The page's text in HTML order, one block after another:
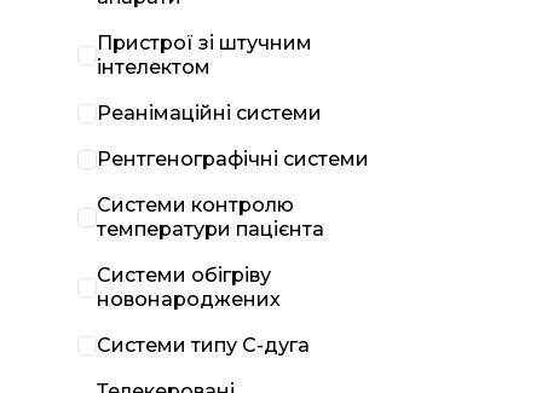
Пристрої зі штучним
інтелектом
Реанімаційні системи
Рентгенографічні системи
Системи контролю
температури пацієнта
Системи обігріву
новонароджених
Системи типу С-дуга